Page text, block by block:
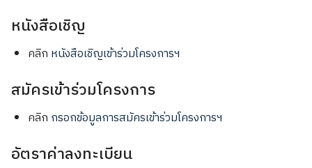
หนังสือเชิญ
คลิก หนังสือเชิญเข้าร่วมโครงการฯ
สมัครเข้าร่วมโครงการ
คลิก กรอกข้อมูลการสมัครเข้าร่วมโครงการฯ
อัตราค่าลงทะเบียน